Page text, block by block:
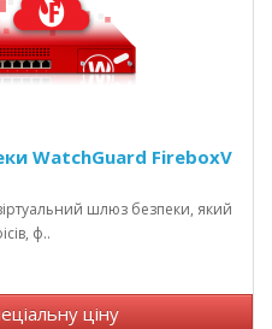
WatchGuard FireboxV
шлюз безпеки, який
ф..
ціну